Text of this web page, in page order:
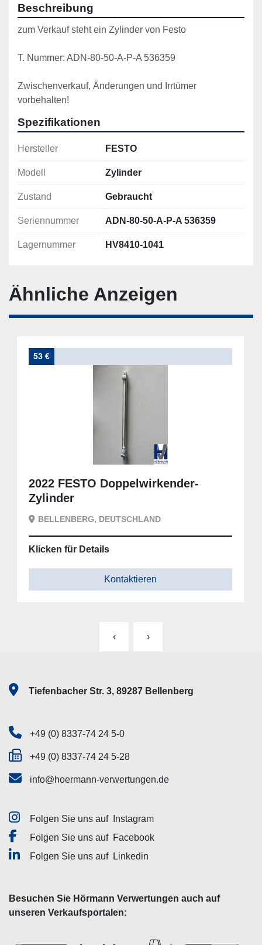
Beschreibung
zum Verkauf steht ein Zylinder von Festo
T. Nummer: ADN-80-50-A-P-A 536359
Zwischenverkauf, Änderungen und Irrtümer
vorbehalten!
Spezifikationen
Hersteller FESTO
Modell Zylinder
Zustand Gebraucht
Seriennummer ADN-80-50-A-P-A 536359
Lagernummer HV8410-1041
Ähnliche Anzeigen
53 €
2022 FESTO Doppelwirkender-
Zylinder
BELLENBERG, DEUTSCHLAND
Klicken für Details
Kontaktieren
‹ ›
Tiefenbacher Str. 3, 89287 Bellenberg
+49 (0) 8337-74 24 5-0
+49 (0) 8337-74 24 5-28
info@hoermann-verwertungen.de
Folgen Sie uns auf
Instagram
Folgen Sie uns auf Facebook
Folgen Sie uns auf
Linkedin
Besuchen Sie Hörmann Verwertungen auch auf
unseren Verkaufsportalen: